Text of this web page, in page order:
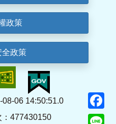
政策
全政策
06 14:50:51.0
：477430150